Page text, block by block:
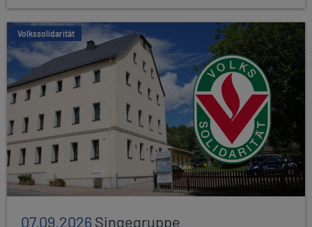
Volkssolidarität
07.09.2026Singegruppe